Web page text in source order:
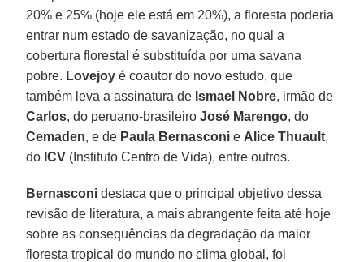
20% e 25% (hoje ele está em 20%), a floresta poderia
entrar num estado de savanização, no qual a
cobertura florestal é substituída por uma savana
pobre. Lovejoy é coautor do novo estudo, que
também leva a assinatura de Ismael Nobre, irmão de
Carlos, do peruano-brasileiroJosé Marengo, do
Cemaden, e de Paula Bernasconi e Alice Thuault,
do ICV (Instituto Centro de Vida), entre outros.
Bernasconi destaca que o principal objetivo dessa
revisão de literatura, a mais abrangente feita até hoje
sobre as consequências da degradação da maior
floresta tropical do mundo no clima global, foi